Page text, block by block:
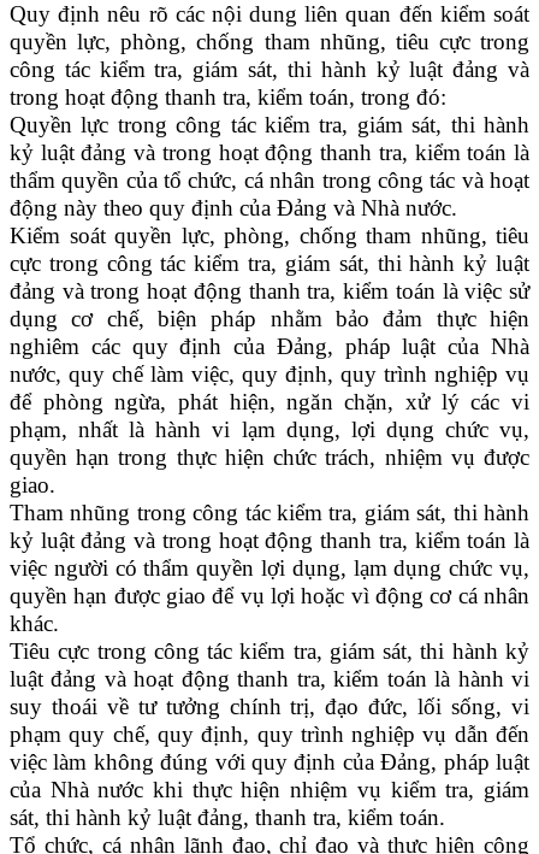
Quy định nêu rõ các nội dung liên quan đến kiểm soát
quyền lực, phòng, chống tham nhũng, tiêu cực trong
công tác kiểm tra, giám sát, thi hành kỷ luật đảng và
trong hoạt động thanh tra, kiểm toán, trong đó:
Quyền lực trong công tác kiểm tra, giám sát, thi hành
kỷ luật đảng và trong hoạt động thanh tra, kiểm toán là
thẩm quyền của tổ chức, cá nhân trong công tác và hoạt
động này theo quy định của Đảng và Nhà nước.
Kiểm soát quyền lực, phòng, chống tham nhũng, tiêu
cực trong công tác kiểm tra, giám sát, thi hành kỷ luật
đảng và trong hoạt động thanh tra, kiểm toán là việc sử
dụng cơ chế, biện pháp nhằm bảo đảm thực hiện
nghiêm các quy định của Đảng, pháp luật của Nhà
nước, quy chế làm việc, quy định, quy trình nghiệp vụ
để phòng ngừa, phát hiện, ngăn chặn, xử lý các vi
phạm, nhất là hành vi lạm dụng, lợi dụng chức vụ,
quyền hạn trong thực hiện chức trách, nhiệm vụ được
giao.
Tham nhũng trong công tác kiểm tra, giám sát, thi hành
kỷ luật đảng và trong hoạt động thanh tra, kiểm toán là
việc người có thẩm quyền lợi dụng, lạm dụng chức vụ,
quyền hạn được giao để vụ lợi hoặc vì động cơ cá nhân
khác.
Tiêu cực trong công tác kiểm tra, giám sát, thi hành kỷ
luật đảng và hoạt động thanh tra, kiểm toán là hành vi
suy thoái về tư tưởng chính trị, đạo đức, lối sống, vi
phạm quy chế, quy định, quy trình nghiệp vụ dẫn đến
việc làm không đúng với quy định của Đảng, pháp luật
của Nhà nước khi thực hiện nhiệm vụ kiểm tra, giám
sát, thi hành kỷ luật đảng, thanh tra, kiểm toán.
Tổ chức, cá nhân lãnh đạo, chỉ đạo và thực hiện công